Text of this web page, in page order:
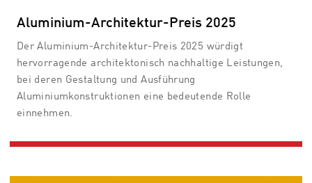
Aluminium-Architektur-Preis 2025
Der Aluminium-Architektur-Preis 2025 würdigt
hervorragende architektonisch nachhaltige Leistungen,
bei deren Gestaltung und Ausführung
Aluminiumkonstruktionen eine bedeutende Rolle
einnehmen.